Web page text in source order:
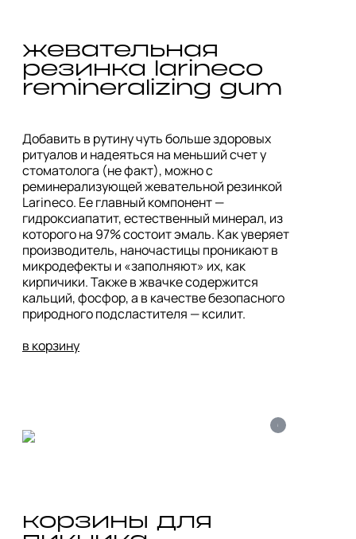
жевательная
резинка larineco
remineralizing gum
Добавить в рутину чуть больше здоровых
ритуалов и надеяться на меньший счет у
стоматолога (не факт), можно с
реминерализующей жевательной резинкой
Larineco. Ее главный компонент —
гидроксиапатит, естественный минерал, из
которого на 97% состоит эмаль. Как уверяет
производитель, наночастицы проникают в
микродефекты и «заполняют» их, как
кирпичики. Также в жвачке содержится
кальций, фосфор, а в качестве безопасного
природного подсластителя — ксилит.
в корзину
i
корзины для